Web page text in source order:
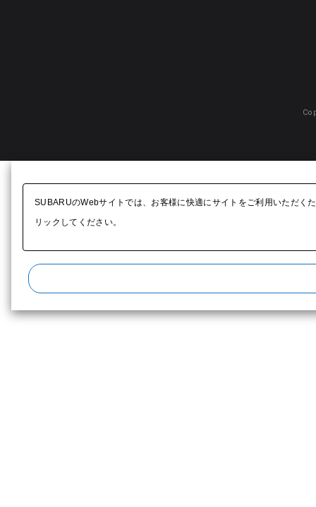
SUBARUのWebサイトでは、お客様に快適にサイトをご利用いただく
リックしてください。​